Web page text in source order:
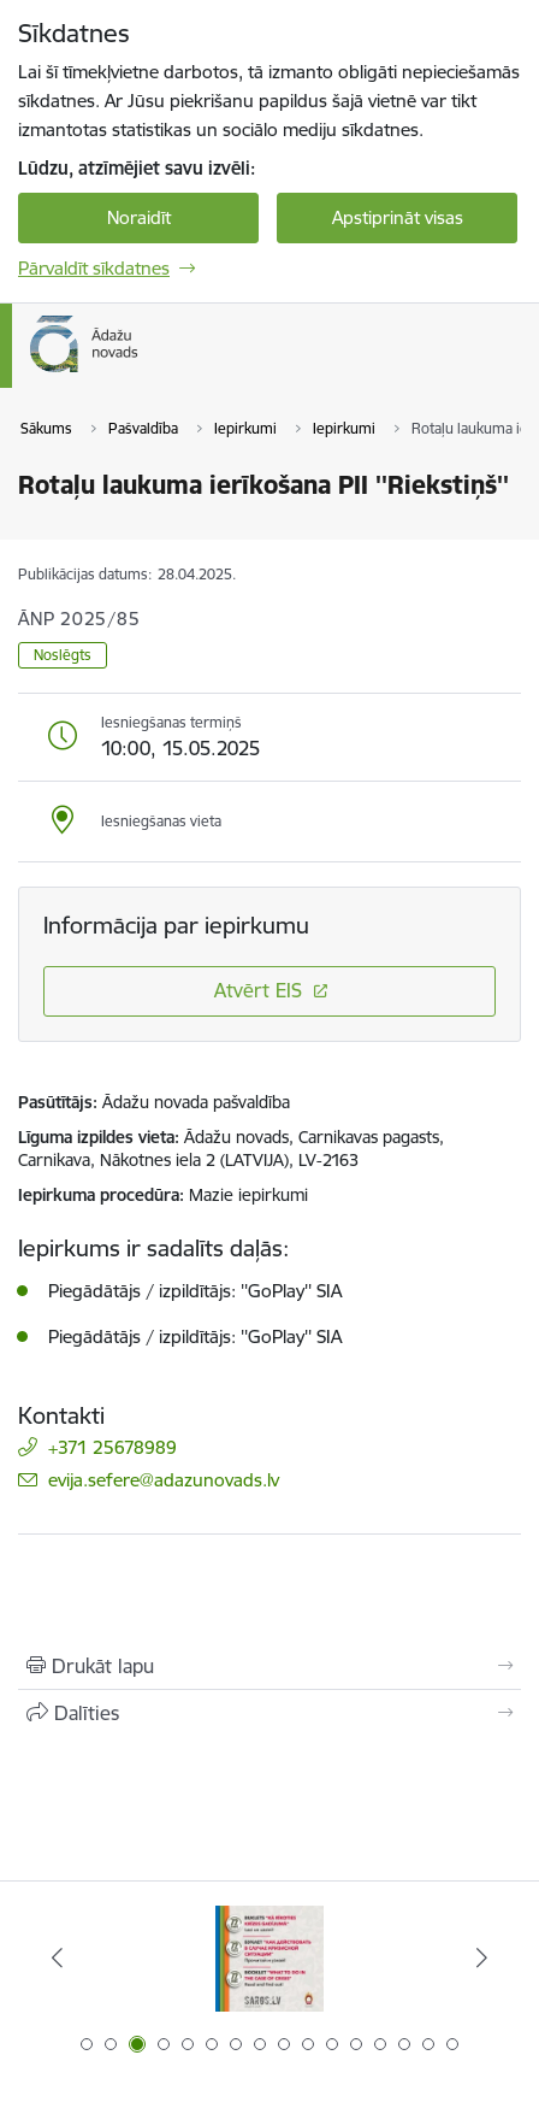
Sīkdatnes
Lai šī tīmekļvietne darbotos, tā izmanto obligāti nepieciešamās
sīkdatnes. Ar Jūsu piekrišanu papildus šajā vietnē var tikt
izmantotas statistikas un sociālo mediju sīkdatnes.
Lūdzu, atzīmējiet savu izvēli:
Noraidīt Apstiprināt visas
Pārvaldīt sīkdatnes
Sākums Pašvaldība Iepirkumi Iepirkumi Rotaļu laukuma
Rotaļu laukuma ierīkošana PII ''Riekstiņš''
Publikācijas datums: 28.04.2025.
ĀNP 2025/85
Noslēgts
Iesniegšanas termiņš
10:00, 15.05.2025
Iesniegšanas vieta
Informācija par iepirkumu
Atvērt EIS
Pasūtītājs Ādažu novada pašvaldība
Līguma izpildes vieta Ādažu novads, Carnikavas pagasts,
Carnikava, Nākotnes iela 2 (LATVIJA), LV-2163
Iepirkuma procedūra Mazie iepirkumi
Iepirkums ir sadalīts daļās:
Piegādātājs / izpildītājs: ''GoPlay'' SIA
Piegādātājs / izpildītājs: ''GoPlay'' SIA
Kontakti
+371 25678989
E-pasts:
evija.sefere@adazunovads.lv
Drukāt lapu
Dalīties